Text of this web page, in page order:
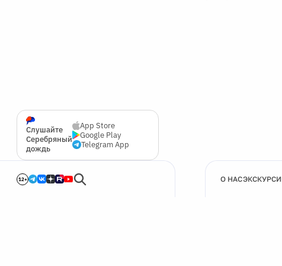
Слушайте
Серебряный
дождь
App Store
Google Play
Telegram App
12+ О НАС